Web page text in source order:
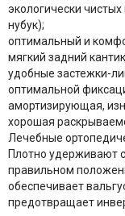
экологически
нубук);
оптимальный и
мягкий задний
удобные застежки-
оптимальной
амортизирующая,
хорошая
Лечебные
Плотно удерживают
правильном
обеспечивает
предотвращает